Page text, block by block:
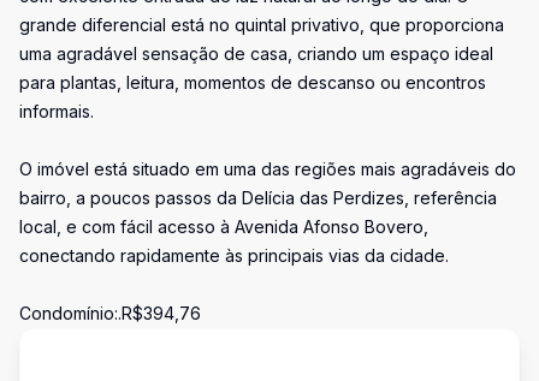
grande diferencial está no quintal privativo, que proporciona
uma agradável sensação de casa, criando um espaço ideal
para plantas, leitura, momentos de descanso ou encontros
informais.
O imóvel está situado em uma das regiões mais agradáveis do
bairro, a poucos passos da Delícia das Perdizes, referência
local, e com fácil acesso à Avenida Afonso Bovero,
conectando rapidamente às principais vias da cidade.
Condomínio:.R$394,76